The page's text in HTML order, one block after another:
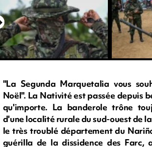
"La Segunda Marquetalia vous
Noël". La Nativité est passée depuis
qu'importe. La banderole trône
d'une localité rurale du sud-ouest de
le très troublé département du
guérilla de la dissidence des Farc,